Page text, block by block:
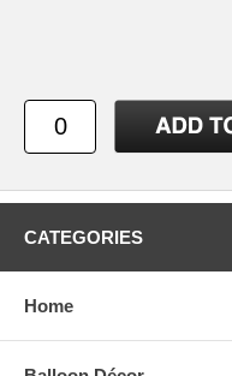
CATEGORIES
Home